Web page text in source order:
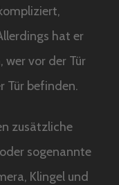
hat er
wer vor der Tür
Tür befinden.
zusätzliche
sogenannte
Klingel und